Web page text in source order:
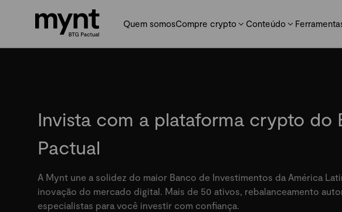
Quem somosCompre crypto Conteúdo
Invista com a plataforma crypto do
Pactual
A Mynt une a solidez do maior Banco de Investimentos da América
inovação do mercado digital. Mais de 50 ativos, rebalanceamento
especialistas para você investir com confiança.